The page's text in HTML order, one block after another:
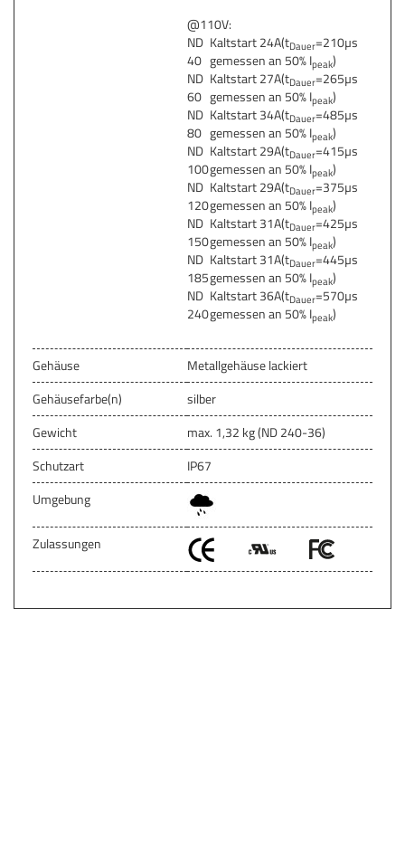
@110V:
ND
40
Kaltstart 24A(tDauer=210µs
gemessen an 50% Ipeak)
ND
60
Kaltstart 27A(tDauer=265µs
gemessen an 50% Ipeak)
ND
80
Kaltstart 34A(tDauer=485µs
gemessen an 50% Ipeak)
ND
100
Kaltstart 29A(tDauer=415µs
gemessen an 50% Ipeak)
ND
120
Kaltstart 29A(tDauer=375µs
gemessen an 50% Ipeak)
ND
150
Kaltstart 31A(tDauer=425µs
gemessen an 50% Ipeak)
ND
185
Kaltstart 31A(tDauer=445µs
gemessen an 50% Ipeak)
ND
240
Kaltstart 36A(tDauer=570µs
gemessen an 50% Ipeak)
Gehäuse
Metallgehäuse lackiert
Gehäusefarbe(n)
silber
Gewicht
max. 1,32 kg (ND 240-36)
Schutzart
IP67
Umgebung
Zulassungen